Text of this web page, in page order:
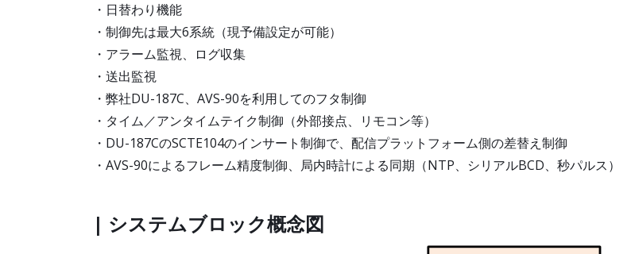
・日替わり機能
・制御先は最大6系統（現予備設定が可能）
・アラーム監視、ログ収集
・送出監視
・弊社DU-187C、AVS-90を利用してのフタ制御
・タイム／アンタイムテイク制御（外部接点、リモコン等）
・DU-187CのSCTE104のインサート制御で、配信プラットフォーム側の差替え制御
・AVS-90によるフレーム精度制御、局内時計による同期（NTP、シリアルBCD、秒パルス）
| システムブロック概念図